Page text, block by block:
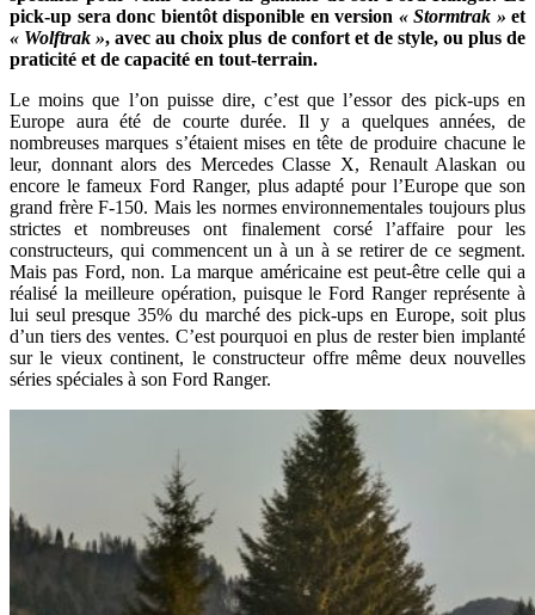
pick-up sera donc bientôt disponible en version « Stormtrak » et
« Wolftrak », avec au choix plus de confort et de style, ou plus de
praticité et de capacité en tout-terrain.
Le moins que l’on puisse dire, c’est que l’essor des pick-ups en
Europe aura été de courte durée. Il y a quelques années, de
nombreuses marques s’étaient mises en tête de produire chacune le
leur, donnant alors des Mercedes Classe X, Renault Alaskan ou
encore le fameux Ford Ranger, plus adapté pour l’Europe que son
grand frère F-150. Mais les normes environnementales toujours plus
strictes et nombreuses ont finalement corsé l’affaire pour les
constructeurs, qui commencent un à un à se retirer de ce segment.
Mais pas Ford, non. La marque américaine est peut-être celle qui a
réalisé la meilleure opération, puisque le Ford Ranger représente à
lui seul presque 35% du marché des pick-ups en Europe, soit plus
d’un tiers des ventes. C’est pourquoi en plus de rester bien implanté
sur le vieux continent, le constructeur offre même deux nouvelles
séries spéciales à son Ford Ranger.